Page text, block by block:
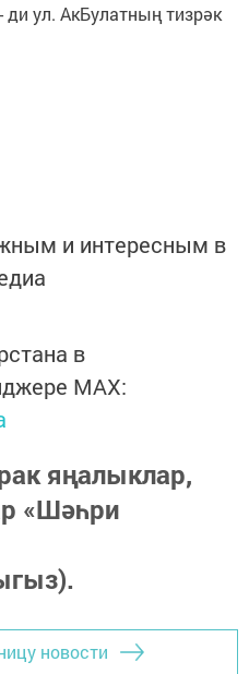
ди ул. АкБулатның тизрәк
и интересным в
в
MАХ:
яңалыклар,
«Шәһри
новости